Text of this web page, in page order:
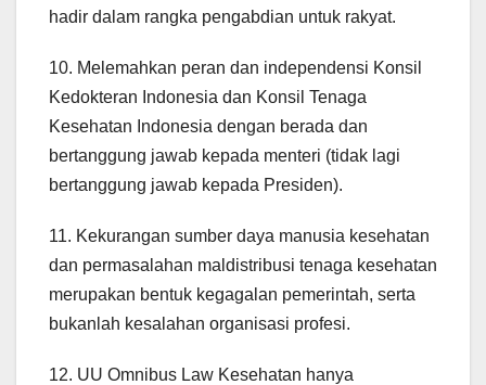
hadir dalam rangka pengabdian untuk rakyat.
10. Melemahkan peran dan independensi Konsil
Kedokteran Indonesia dan Konsil Tenaga
Kesehatan Indonesia dengan berada dan
bertanggung jawab kepada menteri (tidak lagi
bertanggung jawab kepada Presiden).
11. Kekurangan sumber daya manusia kesehatan
dan permasalahan maldistribusi tenaga kesehatan
merupakan bentuk kegagalan pemerintah, serta
bukanlah kesalahan organisasi profesi.
12. UU Omnibus Law Kesehatan hanya